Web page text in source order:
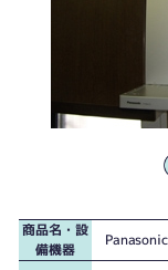
商品名・設
備機器